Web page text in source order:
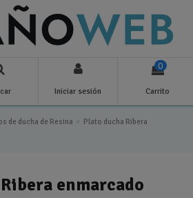
Iniciar sesión
0
Carrito
de ducha de Resina
Plato ducha Ribera
enmarcado